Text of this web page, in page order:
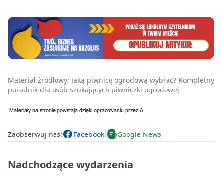
Materiał źródłowy: Jaką piwnicę ogrodową wybrać? Kompletny
poradnik dla osób szukających piwniczki ogrodowej
Zaobserwuj nas! Facebook Google News
Nadchodzące wydarzenia